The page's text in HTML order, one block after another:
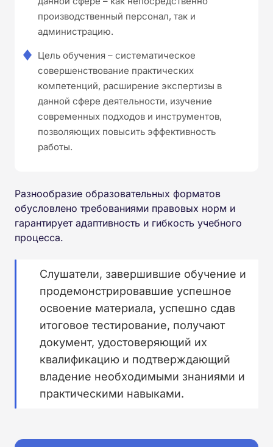
производственный персонал, так и
администрацию.
Цель обучения – систематическое
совершенствование практических
компетенций, расширение экспертизы в
данной сфере деятельности, изучение
современных подходов и инструментов,
позволяющих повысить эффективность
работы.
Разнообразие образовательных форматов
обусловлено требованиями правовых норм и
гарантирует адаптивность и гибкость учебного
процесса.
Слушатели, завершившие обучение и
продемонстрировавшие успешное
освоение материала, успешно сдав
итоговое тестирование, получают
документ, удостоверяющий их
квалификацию и подтверждающий
владение необходимыми знаниями и
практическими навыками.